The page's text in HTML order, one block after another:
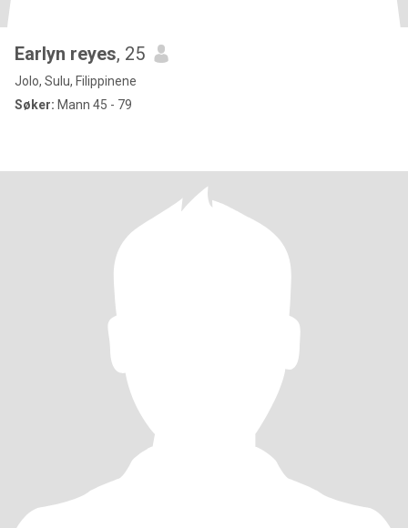
Earlyn reyes, 25
Jolo, Sulu, Filippinene
Søker: Mann 45 - 79